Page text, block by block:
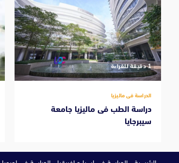
‫1 دقيقة للقراءة
الدراسة فى ماليزيا
دراسة الطب فى ماليزيا جامعة
سيبرجايا